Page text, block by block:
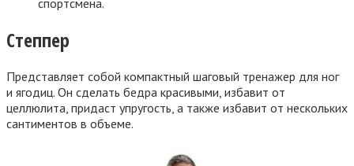
Степпер
Представляет собой компактный шаговый тренажер для ног
и ягодиц. Он сделать бедра красивыми, избавит от
целлюлита, придаст упругость, а также избавит от нескольких
сантиментов в объеме.